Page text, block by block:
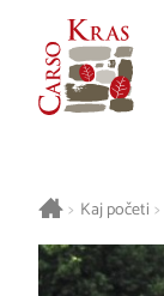
> Kaj početi >